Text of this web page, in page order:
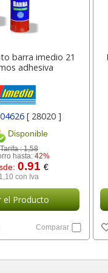
barra imedio 21
adhesiva
[ 28020 ]
Disponible
Tarifa :1,58
hasta: 42%
0.91€
1,10 con Iva
el Producto
Comparar
Dymo
desde:
41,47 con Iva
HP 304 302
N9K05AE